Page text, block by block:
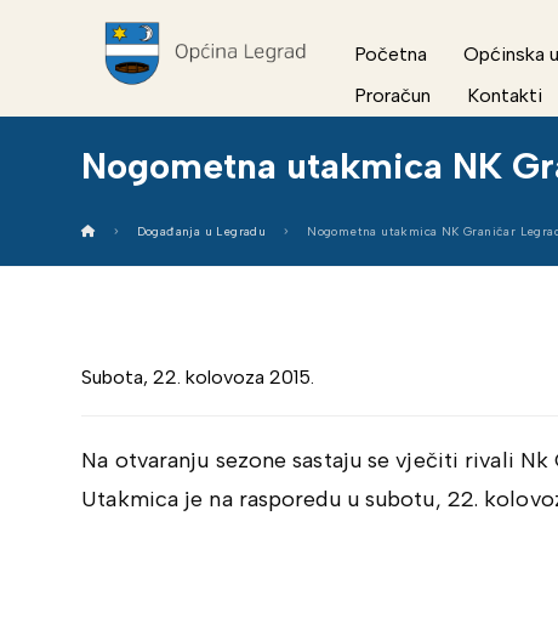
Početna Općinska
Proračun
Kontakti
Nogometna utakmica NK
Događanja u Legradu Nogometna utakmica NK Graničar
Subota, 22. kolovoza 2015.
Na otvaranju sezone sastaju se vječiti rivali
Utakmica je na rasporedu u subotu, 22.